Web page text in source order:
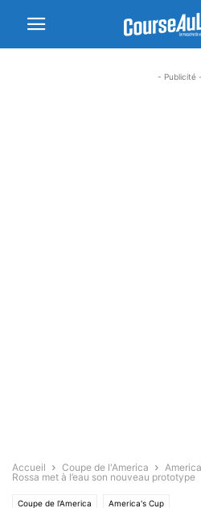
- Publicité -
Accueil Coupe de l'America
Rossa met à l’eau son nouveau prototype
Coupe de l'America America's Cup